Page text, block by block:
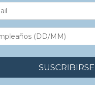
SUSCRIBIRSE